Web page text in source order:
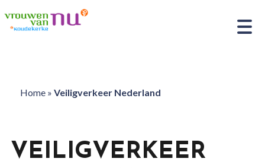
Home» Veiligverkeer Nederland
VEILIGVERKEER